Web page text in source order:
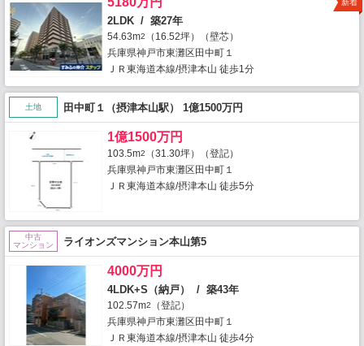
2LDK / 築27年
54.63m2
（16.52坪）（壁芯）
兵庫県神戸市東灘区田中町１
ＪＲ東海道本線/摂津本山 徒歩1分
新着
土地 田中町１（摂津本山駅） 1億1500万円
1億1500万円
103.5m2
（31.30坪）（登記）
兵庫県神戸市東灘区田中町１
ＪＲ東海道本線/摂津本山 徒歩5分
中古
マンション
ライオンズマンション本山第5
4000万円
4LDK+S（納戸） / 築43年
102.57m2
（登記）
兵庫県神戸市東灘区田中町１
ＪＲ東海道本線/摂津本山 徒歩4分